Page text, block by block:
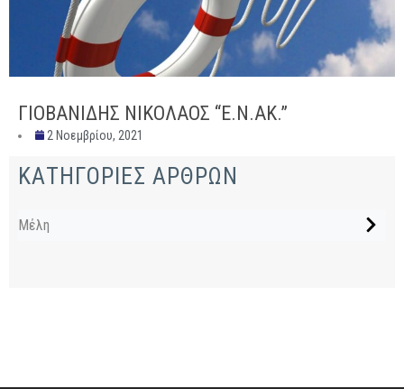
ΓΙΟΒΑΝΙΔΗΣ ΝΙΚΟΛΑΟΣ “Ε.Ν.ΑΚ.”
2 Νοεμβρίου, 2021
ΚΑΤΗΓΟΡΙΕΣ ΑΡΘΡΩΝ
Μέλη